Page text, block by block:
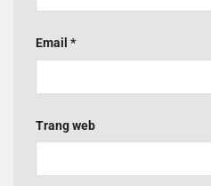
Email *
Trang web